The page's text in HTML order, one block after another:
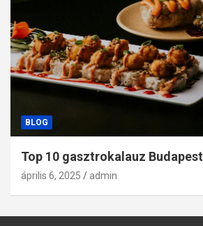
BLOG
Top 10 gasztrokalauz Budapest
április 6, 2025 admin